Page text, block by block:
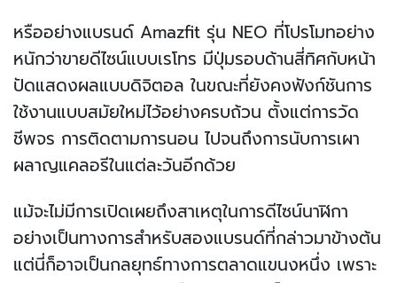
หรืออย่างแบรนด์ Amazfit รุ่น NEO ที่โปรโมทอย่าง
หนักว่าขายดีไซน์แบบเรโทร มีปุ่มรอบด้านสี่ทิศกับหน้า
ปัดแสดงผลแบบดิจิตอล ในขณะที่ยังคงฟังก์ชันการ
ใช้งานแบบสมัยใหม่ไว้อย่างครบถ้วน ตั้งแต่การวัด
ชีพจร การติดตามการนอน ไปจนถึงการนับการเผา
ผลาญแคลอรีในแต่ละวันอีกด้วย
แม้จะไม่มีการเปิดเผยถึงสาเหตุในการดีไซน์นาฬิกา
อย่างเป็นทางการสำหรับสองแบรนด์ที่กล่าวมาข้างต้น
แต่นี่ก็อาจเป็นกลยุทธ์ทางการตลาดแขนงหนึ่ง เพราะ